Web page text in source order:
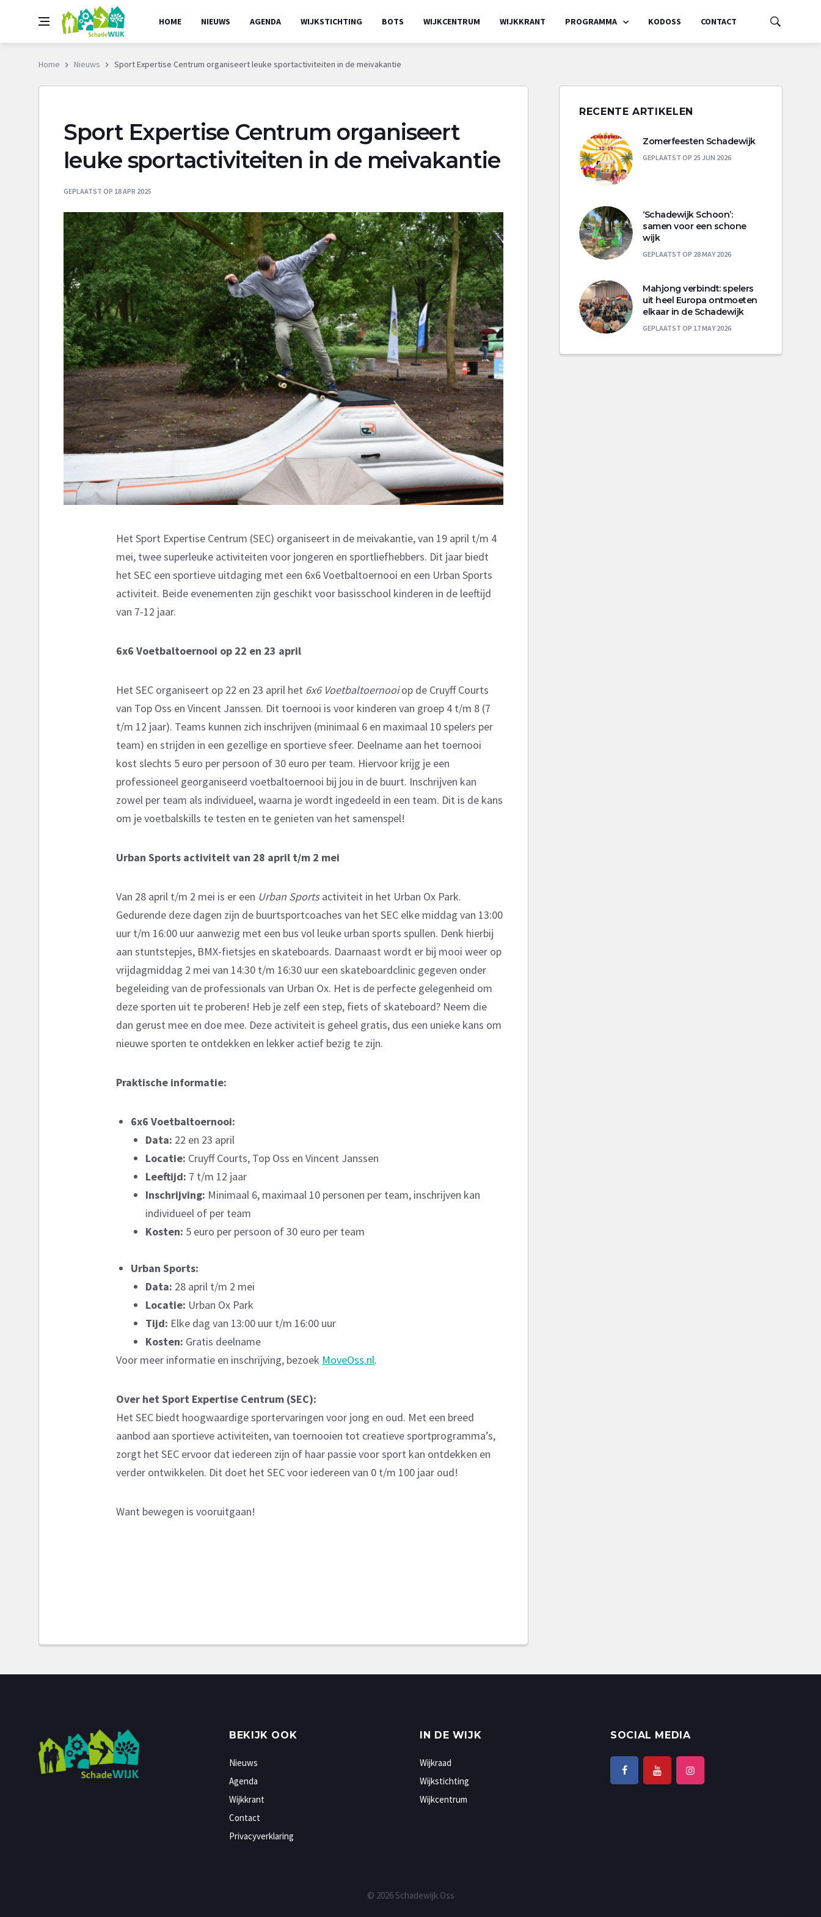
HOME NIEUWS AGENDA WIJKSTICHTING BOTS WIJKCENTRUM WIJKKRANT PROGRAMMA KODOSS CONTACT
Home Nieuws Sport Expertise Centrum organiseert leuke sportactiviteiten in de meivakantie
Sport Expertise Centrum organiseert
leuke sportactiviteiten in de meivakantie
GEPLAATST OP 18 APR 2025
Het Sport Expertise Centrum (SEC) organiseert in de meivakantie, van 19 april t/m 4
mei, twee superleuke activiteiten voor jongeren en sportliefhebbers. Dit jaar biedt
het SEC een sportieve uitdaging met een 6x6 Voetbaltoernooi en een Urban Sports
activiteit. Beide evenementen zijn geschikt voor basisschool kinderen in de leeftijd
van 7-12 jaar.
6x6 Voetbaltoernooi op 22 en 23 april
Het SEC organiseert op 22 en 23 april het 6x6 Voetbaltoernooiop de Cruyff Courts
van Top Oss en Vincent Janssen. Dit toernooi is voor kinderen van groep 4 t/m 8 (7
t/m 12 jaar). Teams kunnen zich inschrijven (minimaal 6 en maximaal 10 spelers per
team) en strijden in een gezellige en sportieve sfeer. Deelname aan het toernooi
kost slechts 5 euro per persoon of 30 euro per team. Hiervoor krijg je een
professioneel georganiseerd voetbaltoernooi bij jou in de buurt. Inschrijven kan
zowel per team als individueel, waarna je wordt ingedeeld in een team. Dit is de kans
om je voetbalskills te testen en te genieten van het samenspel!
Urban Sports activiteit van 28 april t/m 2 mei
Van 28 april t/m 2 mei is er een Urban Sportsactiviteit in het Urban Ox Park.
Gedurende deze dagen zijn de buurtsportcoaches van het SEC elke middag van 13:00
uur t/m 16:00 uur aanwezig met een bus vol leuke urban sports spullen. Denk hierbij
aan stuntstepjes, BMX-fietsjes en skateboards. Daarnaast wordt er bij mooi weer op
vrijdagmiddag 2 mei van 14:30 t/m 16:30 uur een skateboardclinic gegeven onder
begeleiding van de professionals van Urban Ox. Het is de perfecte gelegenheid om
deze sporten uit te proberen! Heb je zelf een step, fiets of skateboard? Neem die
dan gerust mee en doe mee. Deze activiteit is geheel gratis, dus een unieke kans om
nieuwe sporten te ontdekken en lekker actief bezig te zijn.
Praktische informatie:
6x6 Voetbaltoernooi:
Data: 22 en 23 april
Locatie: Cruyff Courts, Top Oss en Vincent Janssen
Leeftijd: 7 t/m 12 jaar
Inschrijving: Minimaal 6, maximaal 10 personen per team, inschrijven kan
individueel of per team
Kosten: 5 euro per persoon of 30 euro per team
Urban Sports:
Data: 28 april t/m 2 mei
Locatie: Urban Ox Park
Tijd: Elke dag van 13:00 uur t/m 16:00 uur
Kosten: Gratis deelname
Voor meer informatie en inschrijving, bezoek MoveOss.nl.
Over het Sport Expertise Centrum (SEC):
Het SEC biedt hoogwaardige sportervaringen voor jong en oud. Met een breed
aanbod aan sportieve activiteiten, van toernooien tot creatieve sportprogramma’s,
zorgt het SEC ervoor dat iedereen zijn of haar passie voor sport kan ontdekken en
verder ontwikkelen. Dit doet het SEC voor iedereen van 0 t/m 100 jaar oud!
Want bewegen is vooruitgaan!
RECENTE ARTIKELEN
Zomerfeesten Schadewijk
GEPLAATST OP 25 JUN 2026
‘Schadewijk Schoon’:
samen voor een schone
wijk
GEPLAATST OP 28 MAY 2026
Mahjong verbindt: spelers
uit heel Europa ontmoeten
elkaar in de Schadewijk
GEPLAATST OP 17 MAY 2026
BEKIJK OOK
Nieuws
Agenda
Wijkkrant
Contact
Privacyverklaring
IN DE WIJK
Wijkraad
Wijkstichting
Wijkcentrum
SOCIAL MEDIA
© 2026 Schadewijk Oss